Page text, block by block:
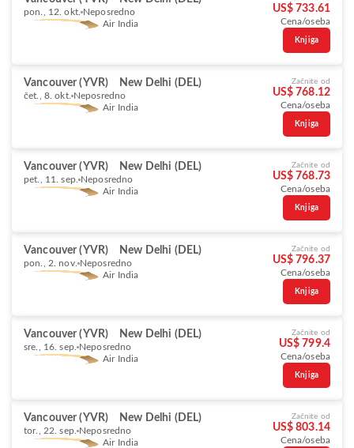
pon., 12. okt. Neposredno
Air India
US$ 733.61
Cena/oseba
Knjiga
Vancouver (YVR) New Delhi (DEL)
čet., 8. okt. Neposredno
Air India
Začnite od
US$ 768.12
Cena/oseba
Knjiga
Vancouver (YVR) New Delhi (DEL)
pet., 11. sep. Neposredno
Air India
Začnite od
US$ 768.73
Cena/oseba
Knjiga
Vancouver (YVR) New Delhi (DEL)
pon., 2. nov. Neposredno
Air India
Začnite od
US$ 796.37
Cena/oseba
Knjiga
Vancouver (YVR) New Delhi (DEL)
sre., 16. sep. Neposredno
Air India
Začnite od
US$ 799.4
Cena/oseba
Knjiga
Vancouver (YVR) New Delhi (DEL)
tor., 22. sep. Neposredno
Air India
Začnite od
US$ 803.14
Cena/oseba